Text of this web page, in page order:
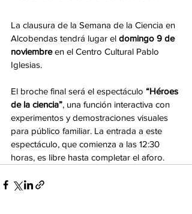
La clausura de la Semana de la Ciencia en
Alcobendas tendrá lugar el domingo 9 de
noviembre en el Centro Cultural Pablo
Iglesias.
El broche final será el espectáculo “Héroes
de la ciencia”, una función interactiva con
experimentos y demostraciones visuales
para público familiar. La entrada a este
espectáculo, que comienza a las 12:30
horas, es libre hasta completar el aforo.